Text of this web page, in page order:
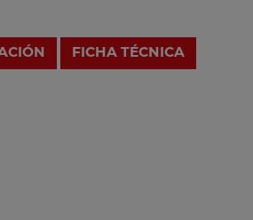
FICHA TÉCNICA